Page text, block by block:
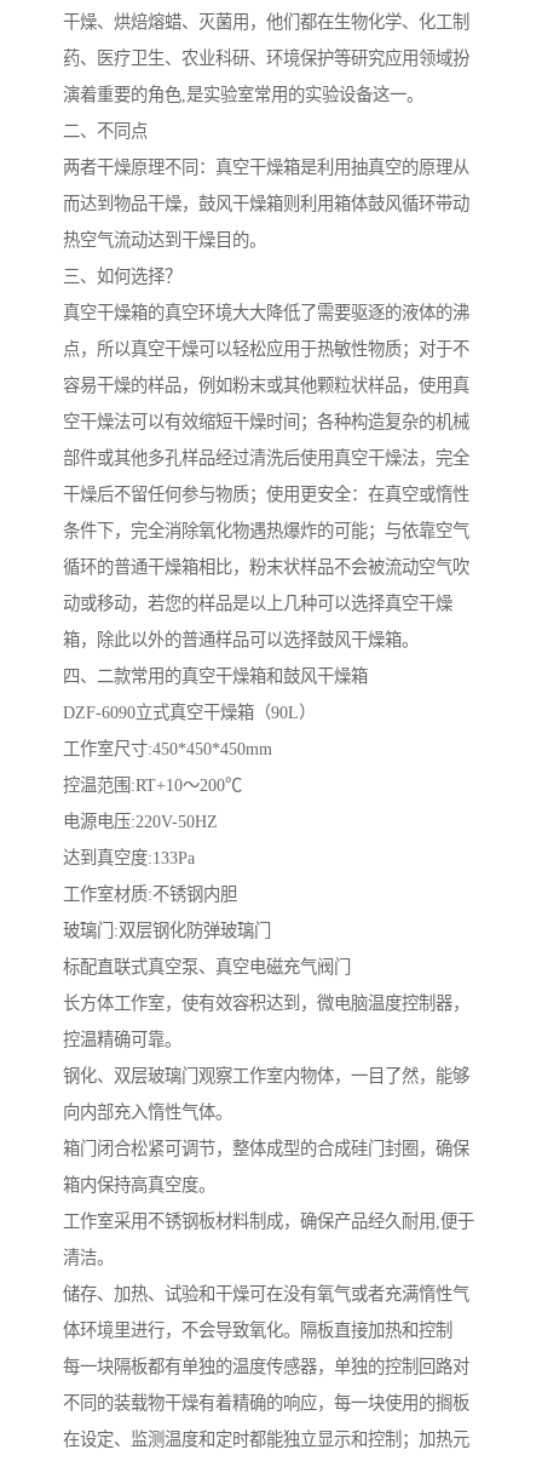
干燥、烘焙熔蜡、灭菌用，他们都在生物化学、化工制
药、医疗卫生、农业科研、环境保护等研究应用领域扮
演着重要的角色,是实验室常用的实验设备这一。
二、不同点
两者干燥原理不同：真空干燥箱是利用抽真空的原理从
而达到物品干燥，鼓风干燥箱则利用箱体鼓风循环带动
热空气流动达到干燥目的。
三、如何选择？
真空干燥箱的真空环境大大降低了需要驱逐的液体的沸
点，所以真空干燥可以轻松应用于热敏性物质；对于不
容易干燥的样品，例如粉末或其他颗粒状样品，使用真
空干燥法可以有效缩短干燥时间；各种构造复杂的机械
部件或其他多孔样品经过清洗后使用真空干燥法，完全
干燥后不留任何参与物质；使用更安全：在真空或惰性
条件下，完全消除氧化物遇热爆炸的可能；与依靠空气
循环的普通干燥箱相比，粉末状样品不会被流动空气吹
动或移动，若您的样品是以上几种可以选择真空干燥
箱，除此以外的普通样品可以选择鼓风干燥箱。
四、二款常用的真空干燥箱和鼓风干燥箱
DZF-6090立式真空干燥箱（90L）
工作室尺寸:450*450*450mm
控温范围:RT+10～200℃
电源电压:220V-50HZ
达到真空度:133Pa
工作室材质:不锈钢内胆
玻璃门:双层钢化防弹玻璃门
标配直联式真空泵、真空电磁充气阀门
长方体工作室，使有效容积达到，微电脑温度控制器，
控温精确可靠。
钢化、双层玻璃门观察工作室内物体，一目了然，能够
向内部充入惰性气体。
箱门闭合松紧可调节，整体成型的合成硅门封圈，确保
箱内保持高真空度。
工作室采用不锈钢板材料制成，确保产品经久耐用,便于
清洁。
储存、加热、试验和干燥可在没有氧气或者充满惰性气
体环境里进行，不会导致氧化。隔板直接加热和控制
每一块隔板都有单独的温度传感器，单独的控制回路对
不同的装载物干燥有着精确的响应，每一块使用的搁板
在设定、监测温度和定时都能独立显示和控制；加热元